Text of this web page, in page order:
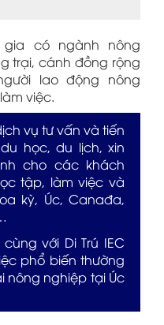
có ngành nông
trại, cánh đồng rộng
lao động nông
việc.
vụ tư vấn và tiến
học, du lịch, xin
cho các khách
tập, làm việc và
kỳ, Úc, Canađa,
với Di Trú IEC
phổ biến thường
nông nghiệp tại Úc